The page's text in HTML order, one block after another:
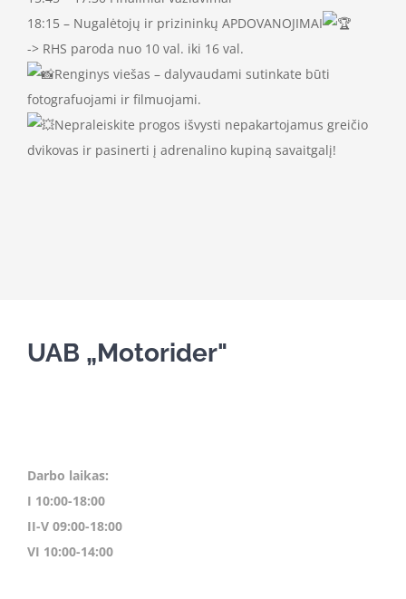
18:15 – Nugalėtojų ir prizininkų APDOVANOJIMAI
-> RHS paroda nuo 10 val. iki 16 val.
Renginys viešas – dalyvaudami sutinkate būti
fotografuojami ir filmuojami.
Nepraleiskite progos išvysti nepakartojamus greičio
dvikovas ir pasinerti į adrenalino kupiną savaitgalį!
UAB „Motorider"
Darbo laikas:
I 10:00-18:00
II-V 09:00-18:00
VI 10:00-14:00